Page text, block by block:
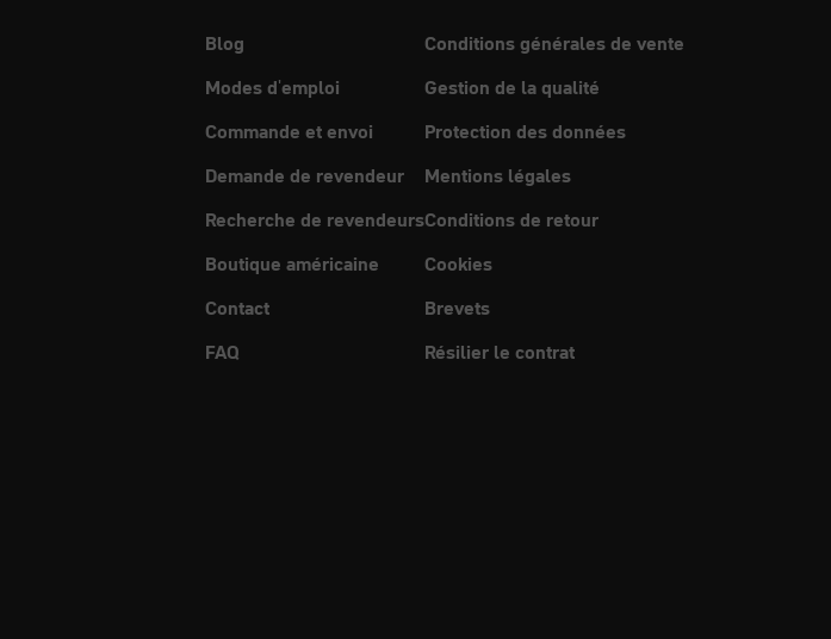
Blog
Modes d'emploi
Commande et envoi
Demande de revendeur
Recherche de revendeurs
Boutique américaine
Contact
FAQ
Conditions générales de vente
Gestion de la qualité
Protection des données
Mentions légales
Conditions de retour
Cookies
Brevets
Résilier le contrat